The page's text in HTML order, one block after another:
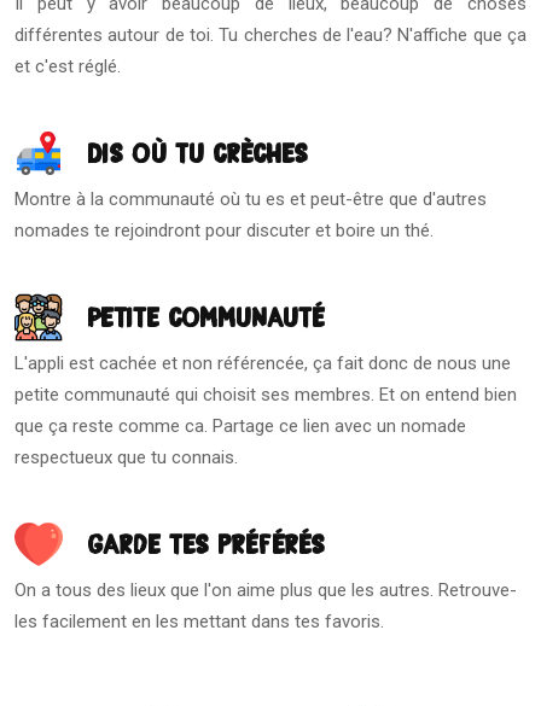
différentes autour de toi. Tu cherches de l'eau? N'affiche que ça
et c'est réglé.
Dis où tu crèches
Montre à la communauté où tu es et peut-être que d'autres
nomades te rejoindront pour discuter et boire un thé.
Petite communauté
L'appli est cachée et non référencée, ça fait donc de nous une
petite communauté qui choisit ses membres. Et on entend bien
que ça reste comme ca. Partage ce lien avec un nomade
respectueux que tu connais.
Garde tes préférés
On a tous des lieux que l'on aime plus que les autres. Retrouve-
les facilement en les mettant dans tes favoris.